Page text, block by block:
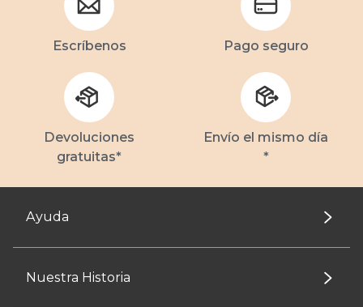
Escríbenos Pago seguro
Devoluciones
gratuitas*
Envío el mismo día
*
Ayuda
Nuestra Historia